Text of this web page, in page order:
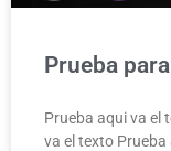
Prueba
Prueba aqui va el
va el texto